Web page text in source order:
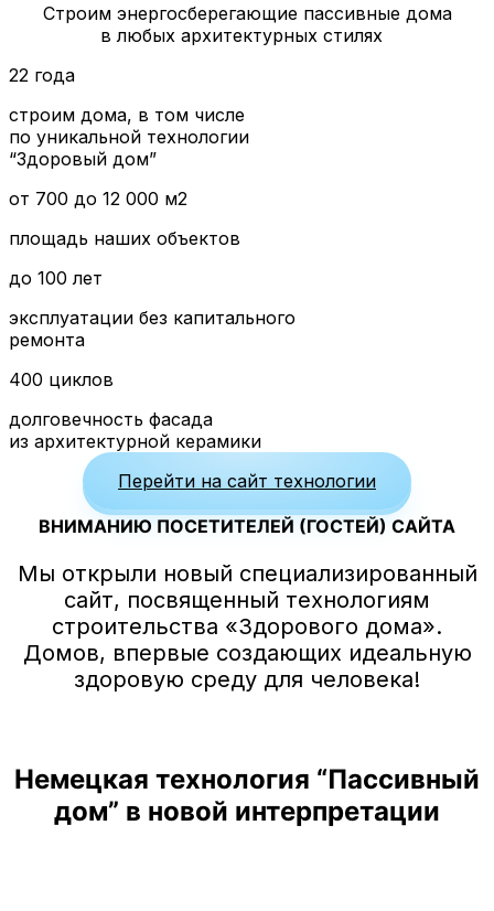
Строим энергосберегающие пассивные дома
в любых архитектурных стилях
22 года
строим дома, в том числе
по уникальной технологии
“Здоровый дом”
от 700 до 12 000 м2
площадь наших объектов
до 100 лет
эксплуатации без капитального
ремонта
400 циклов
долговечность фасада
из архитектурной керамики
Перейти на сайт технологии
ВНИМАНИЮ ПОСЕТИТЕЛЕЙ (ГОСТЕЙ) САЙТА
Мы открыли новый специализированный
сайт, посвященный технологиям
строительства «Здорового дома».
Домов, впервые создающих идеальную
здоровую среду для человека!
Немецкая технология “Пассивный
дом” в новой интерпретации